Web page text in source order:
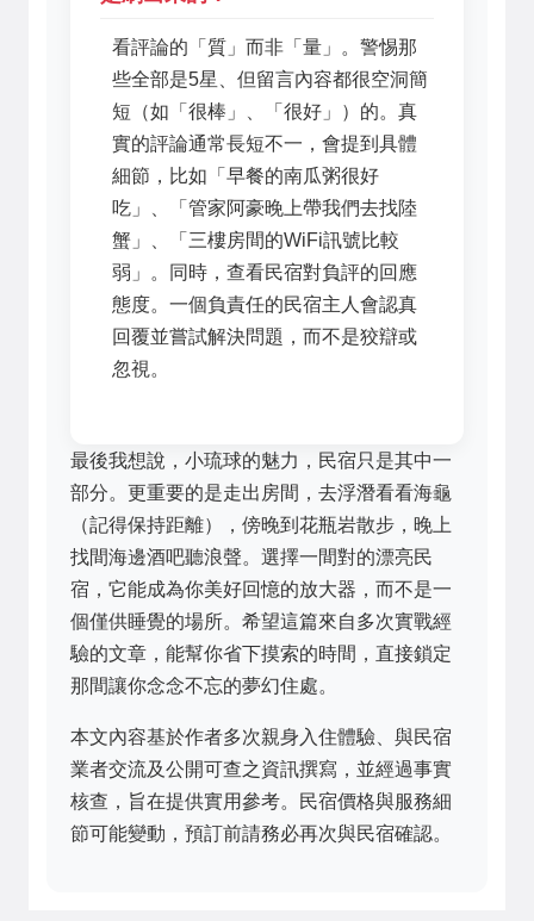
看評論的「質」而非「量」。警惕那
些全部是5星、但留言內容都很空洞簡
短（如「很棒」、「很好」）的。真
實的評論通常長短不一，會提到具體
細節，比如「早餐的南瓜粥很好
吃」、「管家阿豪晚上帶我們去找陸
蟹」、「三樓房間的WiFi訊號比較
弱」。同時，查看民宿對負評的回應
態度。一個負責任的民宿主人會認真
回覆並嘗試解決問題，而不是狡辯或
忽視。
最後我想說，小琉球的魅力，民宿只是其中一
部分。更重要的是走出房間，去浮潛看看海龜
（記得保持距離），傍晚到花瓶岩散步，晚上
找間海邊酒吧聽浪聲。選擇一間對的漂亮民
宿，它能成為你美好回憶的放大器，而不是一
個僅供睡覺的場所。希望這篇來自多次實戰經
驗的文章，能幫你省下摸索的時間，直接鎖定
那間讓你念念不忘的夢幻住處。
本文內容基於作者多次親身入住體驗、與民宿
業者交流及公開可查之資訊撰寫，並經過事實
核查，旨在提供實用參考。民宿價格與服務細
節可能變動，預訂前請務必再次與民宿確認。